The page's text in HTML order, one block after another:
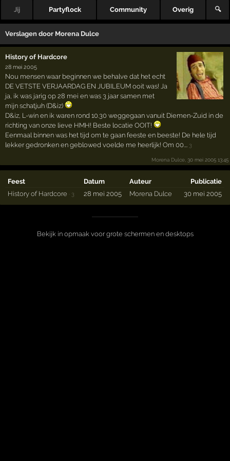
Jij Partyflock Community Overig 🔍
Verslagen door Morena Dulce
History of Hardcore
28 mei 2005
Nou mensen waar beginnen we behalve dat het echt
DE VETSTE VERJAARDAG EN JUBILEUM ooit was! Ja
ja, ik was jarig op 28 mei en was 3 jaar samen met
mijn schatjuh (D&iz)
D&iz, L-win en ik waren rond 10.30 weggegaan vanuit Diemen-Zuid in de
richting van onze lieve HMH! Beste locatie OOIT!
Eenmaal binnen was het tijd om te gaan feeste en beeste! De hele tijd
lekker gedronken en geblowed voelde me heerlijk! Om 00.… 3
Morena Dulce, 30 mei 2005 13:45
Feest Datum Auteur
Publicatie
History of Hardcore
3 28 mei 2005 Morena Dulce 30 mei 2005
Bekijk in opmaak voor grote schermen en desktops